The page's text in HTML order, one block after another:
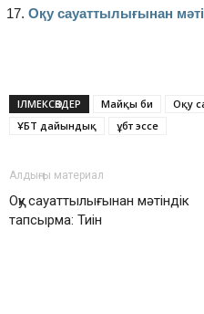
Оқу сауаттылығынан
ІЛМЕКСӨЗДЕР Майқы би Оқу
ҰБТ дайындық
ұбт эссе
Алдыңғы материал
Оқу сауаттылығынан мәтіндік
тапсырма: Тиін